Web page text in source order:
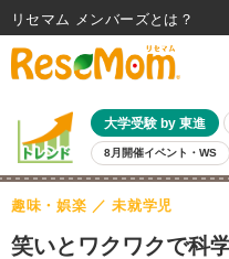
大学受験 by 東進
8月開催イベント・WS
笑いとワクワクで科
趣味・娯楽 未就学児
リセマム メンバーズ